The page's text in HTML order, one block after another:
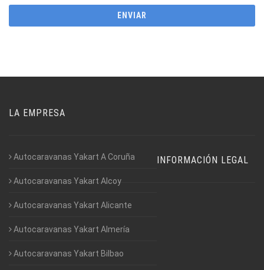
LA EMPRESA
Autocaravanas Yakart A Coruña
Autocaravanas Yakart Alcoy
Autocaravanas Yakart Alicante
Autocaravanas Yakart Almería
Autocaravanas Yakart Bilbao
INFORMACIÓN LEGAL